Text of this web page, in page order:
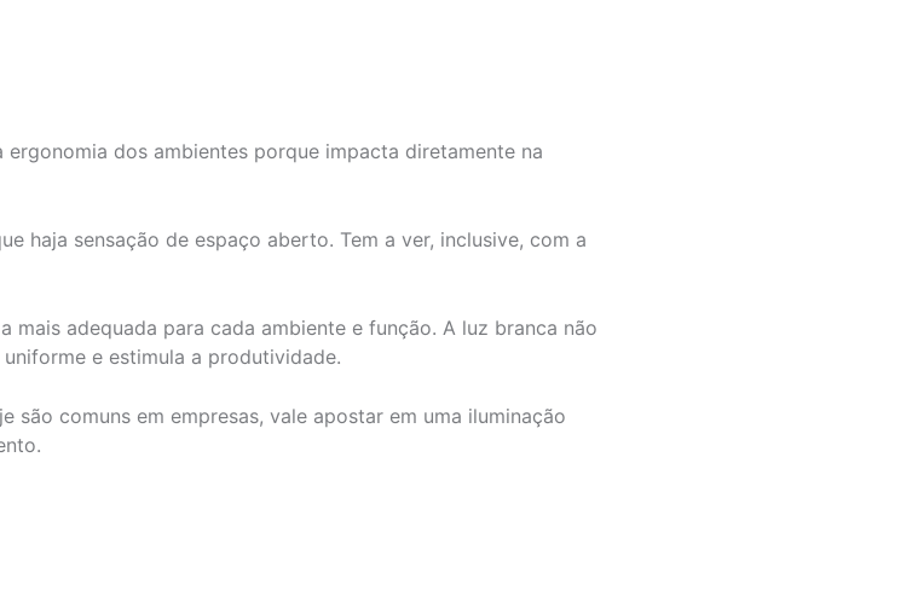
dos ambientes porque impacta diretamente na
haja sensação de espaço aberto. Tem a ver, inclusive, com a
mais adequada para cada ambiente e função. A luz branca não
e estimula a produtividade.
são comuns em empresas, vale apostar em uma iluminação